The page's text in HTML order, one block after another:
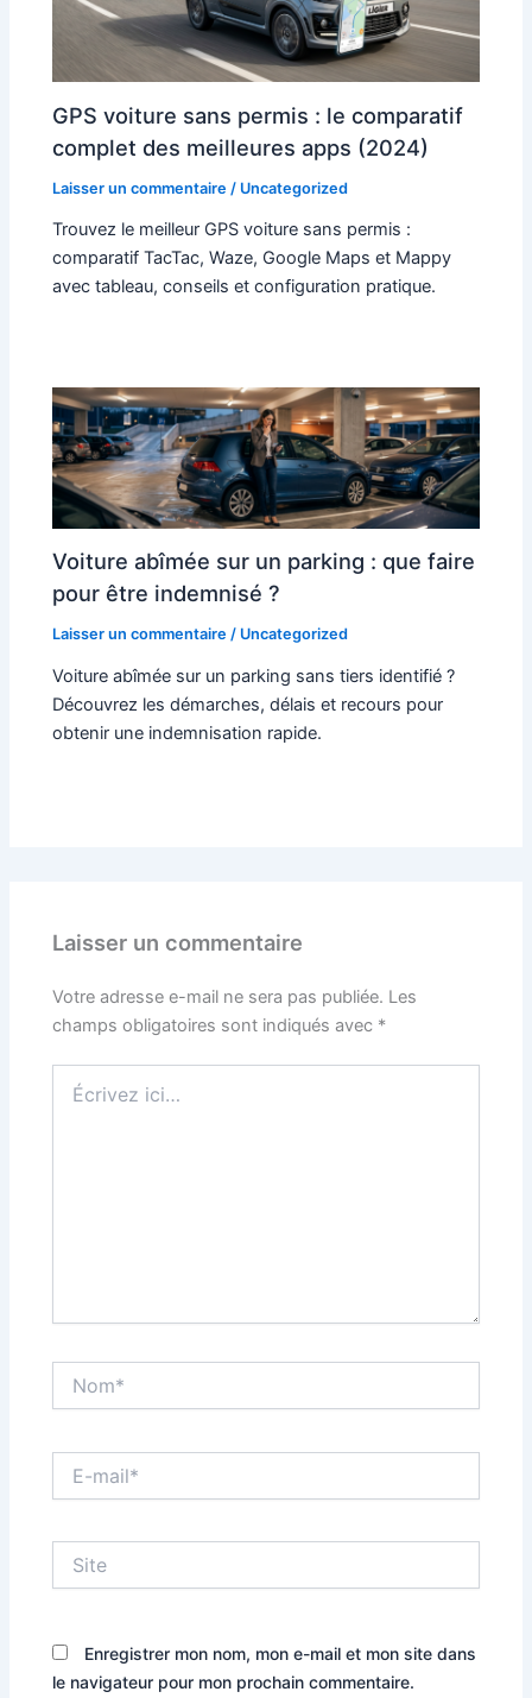
GPS voiture sans permis : le comparatif
complet des meilleures apps (2024)
Laisser un commentaire / Uncategorized
Trouvez le meilleur GPS voiture sans permis :
comparatif TacTac, Waze, Google Maps et Mappy
avec tableau, conseils et configuration pratique.
Voiture abîmée sur un parking : que faire
pour être indemnisé ?
Laisser un commentaire / Uncategorized
Voiture abîmée sur un parking sans tiers identifié ?
Découvrez les démarches, délais et recours pour
obtenir une indemnisation rapide.
Laisser un commentaire
Votre adresse e-mail ne sera pas publiée. Les
champs obligatoires sont indiqués avec *
ici…
mail*
Enregistrer mon nom, mon e-mail et mon site dans
le navigateur pour mon prochain commentaire.